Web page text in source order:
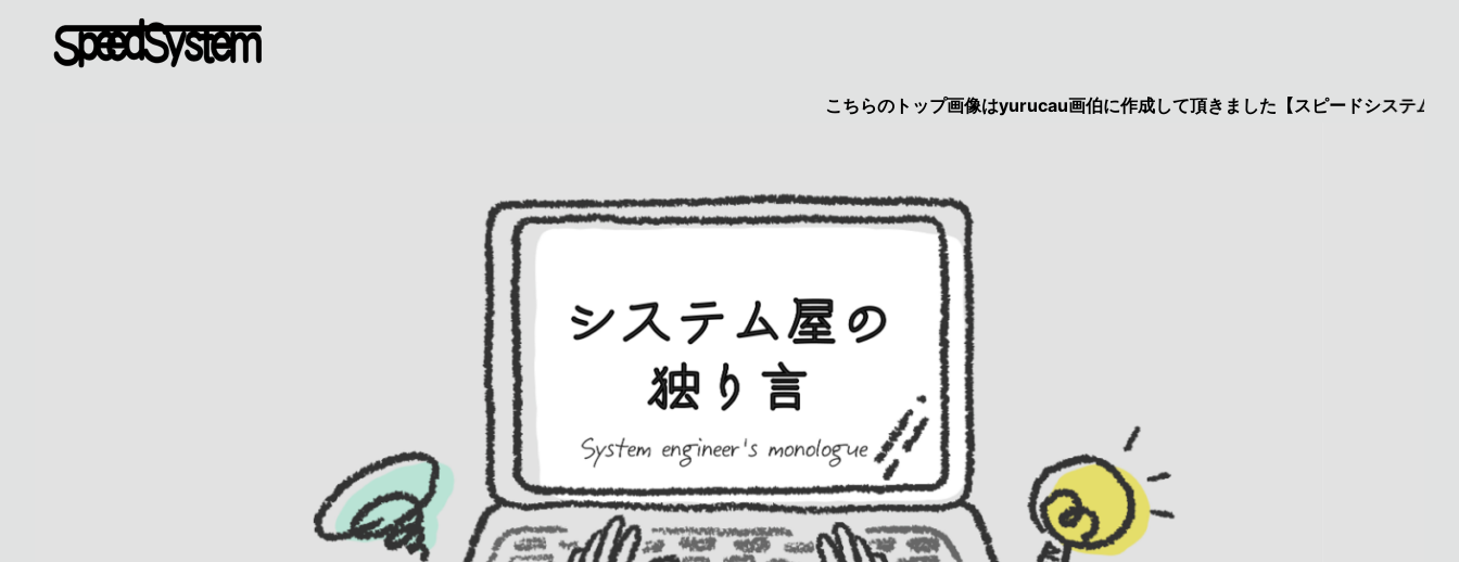
こちらのトップ画像はyurucau画伯に作成して頂きました【スピードシステムのページを